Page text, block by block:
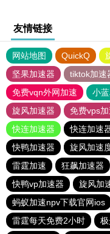
友情链接
网站地图 QuickQ
坚果加速器
tiktok加速
免费vqn外网加速
小
旋风加速器
免费vps
快连加速器
快连加速
快鸭加速器
旋风加速
雷霆加速
狂飙加速器
快鸭vp加速器
旋风加
蚂蚁加速npv下载官网ios
雷霆每天免费2小时